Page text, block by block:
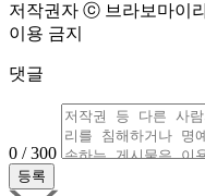
저작권자 ⓒ 브라보마이
이용 금지
댓글
0 / 300